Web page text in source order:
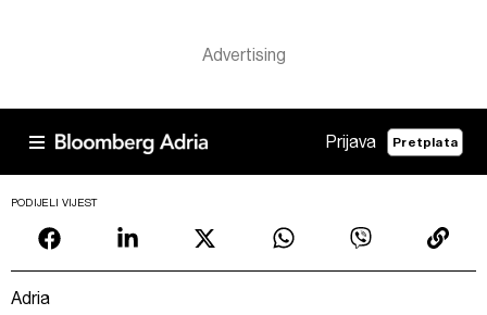
Prijava Pretplata
PODIJELI VIJEST
Adria